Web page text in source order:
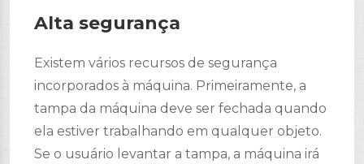
Alta segurança
Existem vários recursos de segurança
incorporados à máquina. Primeiramente, a
tampa da máquina deve ser fechada quando
ela estiver trabalhando em qualquer objeto.
Se o usuário levantar a tampa, a máquina irá